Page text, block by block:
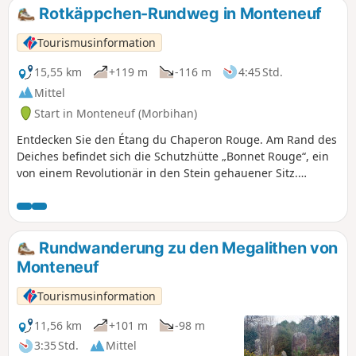
keineswegs zu vernachlässigen, und auch wenn das Relief
nicht sehr hoch ist, wechselt das Profil der Strecke zwischen
Rutschbahnen, auf denen man sich hinuntergleiten lässt,
und schönen, kraftraubenden Steigungen. Und das alles
inmitten einer schönen Heckenlandschaft, gespickt mit
lebhaften Kleinstädten und Dörfern.
Rotkäppchen-Rundweg in Monteneuf
Tourismusinformation
15,55 km
+119 m -116 m
4:45 Std.
Mittel
Start in Monteneuf (Morbihan)
Entdecken Sie den Étang du Chaperon Rouge. Am Rand des
Deiches befindet sich die Schutzhütte „Bonnet Rouge“, ein
von einem Revolutionär in den Stein gehauener Sitz.
Glück, Enziane, Sonnentau (eine geschützte Pflanze) und
mindestens drei Heidekrautarten zu sehen. Schließlich
entdecken Sie an der „Loge Morinais“ die reizvollste aller
Laubengänge sowie eine große Vielfalt an Flora und Fauna.
Rundwanderung zu den Megalithen von
Monteneuf
Tourismusinformation
11,56 km
+101 m
-98 m
3:35 Std.
Mittel